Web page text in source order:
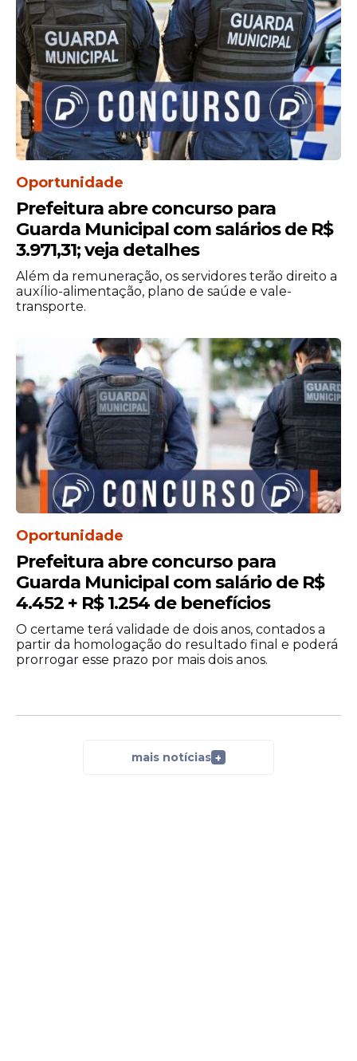
Oportunidade
Prefeitura abre concurso para
Guarda Municipal com salários de R$
3.971,31; veja detalhes
Além da remuneração, os servidores terão direito a
auxílio-alimentação, plano de saúde e vale-
transporte.
Oportunidade
Prefeitura abre concurso para
Guarda Municipal com salário de R$
4.452 + R$ 1.254 de benefícios
O certame terá validade de dois anos, contados a
partir da homologação do resultado final e poderá
prorrogar esse prazo por mais dois anos.
mais notícias +